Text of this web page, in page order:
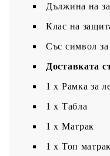
Дължина на
Клас на
Със символ
Доставката
1 x Рамка за
1 x Табла
1 x Матрак
1 х Топ матрак